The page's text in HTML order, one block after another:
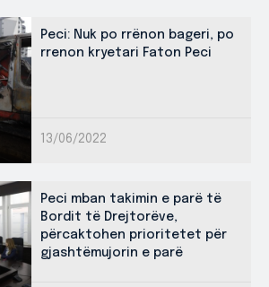
Peci: Nuk po rrënon bageri, po
rrenon kryetari Faton Peci
13/06/2022
Peci mban takimin e parë të
Bordit të Drejtorëve,
përcaktohen prioritetet për
gjashtëmujorin e parë